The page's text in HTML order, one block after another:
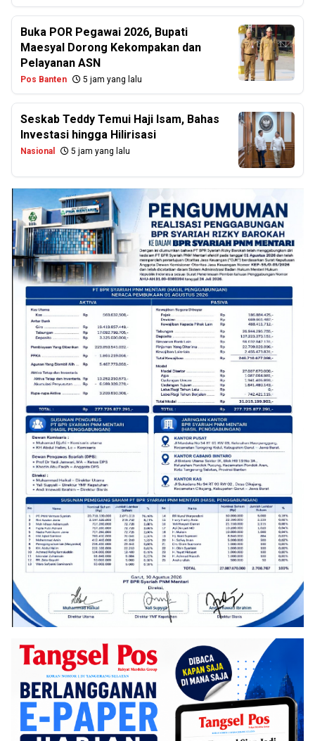
Buka POR Pegawai 2026, Bupati
Maesyal Dorong Kekompakan dan
Pelayanan ASN
Pos Banten 5 jam yang lalu
Seskab Teddy Temui Haji Isam, Bahas
Investasi hingga Hilirisasi
Nasional 5 jam yang lalu